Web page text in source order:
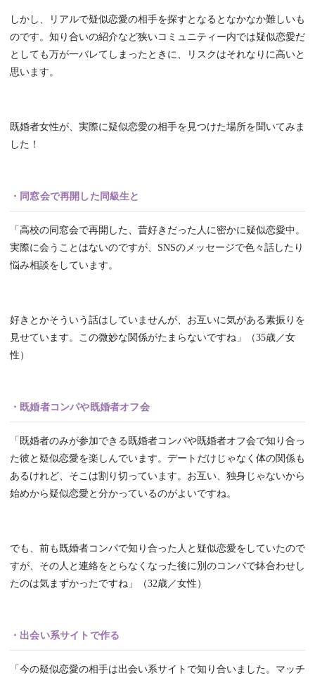
しかし、リアルで疑似恋愛の相手を探すとなるとなかなか難しいも
のです。知り合いの紹介など狭いコミュニティー内では疑似恋愛だ
としても万が一バレてしまったときに、リスクはそれなりに高いと
思います。
既婚者女性が、実際に疑似恋愛の相手を見つけた場所を聞いてみま
した！
・同窓会で再開した同級生と
「高校の同窓会で再開した、昔好きだった人に密かに疑似恋愛中。
実際に会うことはないのですが、SNSのメッセージで色々話したり
悩み相談をしています。
好きとかそういう話はしていませんが、お互いに気がある素振りを
見せています。この微妙な関係がたまらないですね」（35歳／女
性）
・既婚者コンパや既婚者オフ会
「既婚者のみが参加できる既婚者コンパや既婚者オフ会で知り合っ
た彼と疑似恋愛を楽しんでいます。デートだけじゃなく体の関係も
あるけれど、そこは割り切っています。お互い、独身じゃないから
始めから疑似恋愛と分かっているのがよいですね。
でも、前も既婚者コンパで知り合った人と疑似恋愛をしていたので
すが、その人と連絡をとらなくなった後に別のコンパで鉢合わせし
たのは気まずかったですね」（32歳／女性）
・出会い系サイトで作る
「今の疑似恋愛の相手は出会い系サイトで知り合いました。マッチ